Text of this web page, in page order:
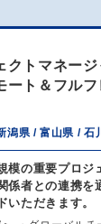
クトマネー
ト＆フルフ
潟県 / 富山県 / 石
模の重要プロ
係者との連携を
いただきます。